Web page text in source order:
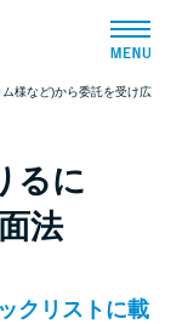
様など)から委託を受け広
るに
法
クリストに載